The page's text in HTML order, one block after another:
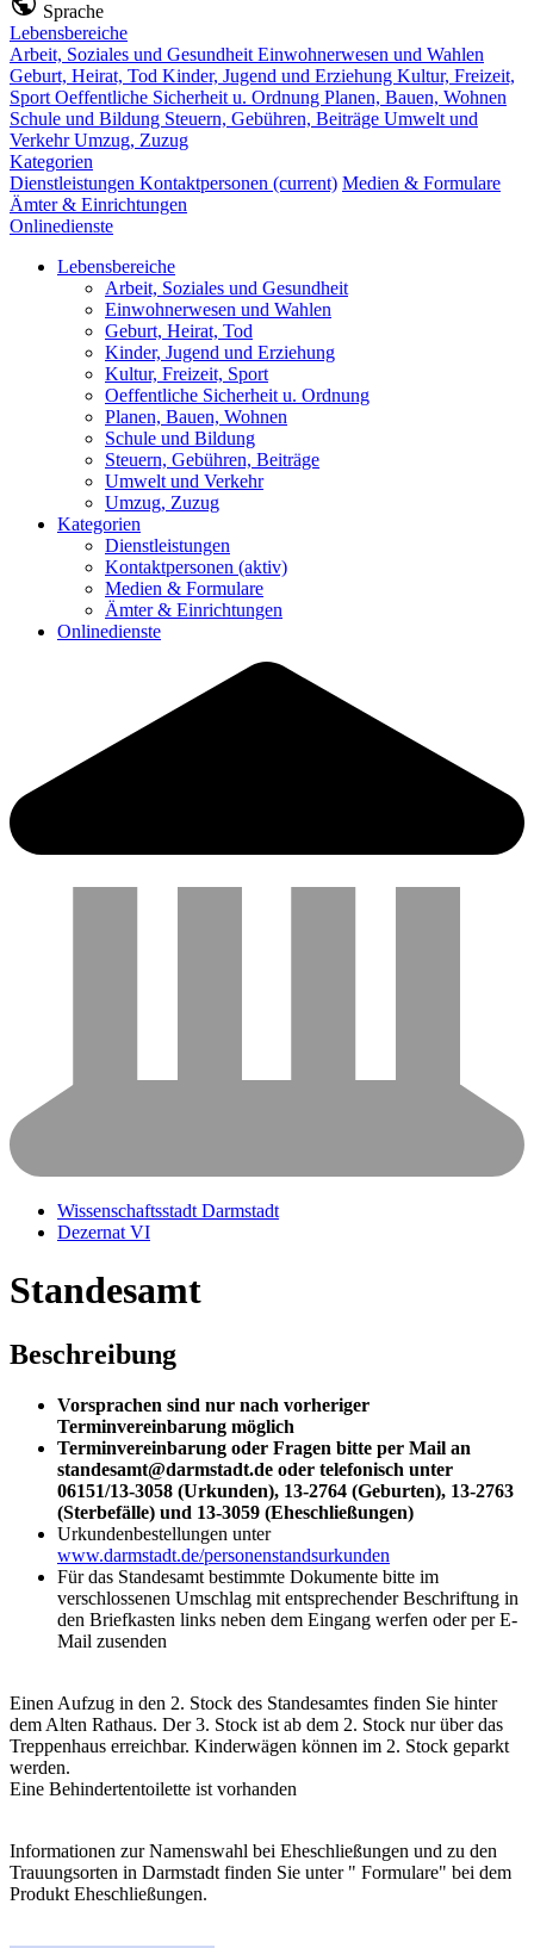
Sprache
Lebensbereiche
Arbeit, Soziales und Gesundheit Einwohnerwesen und Wahlen
Geburt, Heirat, Tod Kinder, Jugend und Erziehung Kultur, Freizeit,
Sport Oeffentliche Sicherheit u. Ordnung Planen, Bauen, Wohnen
Schule und Bildung Steuern, Gebühren, Beiträge Umwelt und
VerkehrUmzug, Zuzug
Kategorien
Dienstleistungen Kontaktpersonen (current) Medien & Formulare
Ämter & Einrichtungen
Onlinedienste
Lebensbereiche
Arbeit, Soziales und Gesundheit
Einwohnerwesen und Wahlen
Geburt, Heirat, Tod
Kinder, Jugend und Erziehung
Kultur, Freizeit, Sport
Oeffentliche Sicherheit u. Ordnung
Planen, Bauen, Wohnen
Schule und Bildung
Steuern, Gebühren, Beiträge
Umwelt und Verkehr
Umzug, Zuzug
Kategorien
Dienstleistungen
Kontaktpersonen (aktiv)
Medien & Formulare
Ämter & Einrichtungen
Onlinedienste
Wissenschaftsstadt Darmstadt
Dezernat VI
Standesamt
Beschreibung
Vorsprachen sind nur nach vorheriger
Terminvereinbarung möglich
Terminvereinbarung oder Fragen bitte per Mail an
standesamt@darmstadt.de oder telefonisch unter
06151/13-3058 (Urkunden), 13-2764 (Geburten), 13-2763
(Sterbefälle) und 13-3059 (Eheschließungen)
Urkundenbestellungen unter
www.darmstadt.de/personenstandsurkunden
Für das Standesamt bestimmte Dokumente bitte im
verschlossenen Umschlag mit entsprechender Beschriftung in
den Briefkasten links neben dem Eingang werfen oder per E-
Mail zusenden
Einen Aufzug in den 2. Stock des Standesamtes finden Sie hinter
dem Alten Rathaus. Der 3. Stock ist ab dem 2. Stock nur über das
Treppenhaus erreichbar. Kinderwägen können im 2. Stock geparkt
werden.
Eine Behindertentoilette ist vorhanden
Informationen zur Namenswahl bei Eheschließungen und zu den
Trauungsorten in Darmstadt finden Sie unter " Formulare" bei dem
Produkt Eheschließungen.